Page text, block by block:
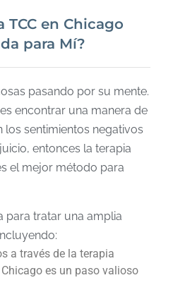
TCC en Chicago
para Mí?
pasando por su mente.
encontrar una manera de
los sentimientos negativos
entonces la terapia
el mejor método para
para tratar una amplia
a través de la terapia
es un paso valioso